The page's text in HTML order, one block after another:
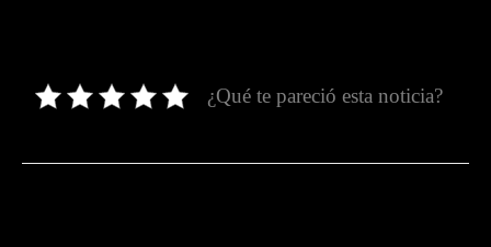
¿Qué te pareció esta noticia?